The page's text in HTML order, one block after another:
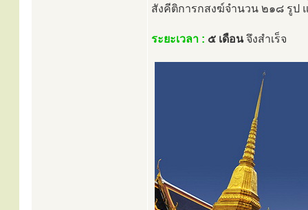
สังคีติการกสงฆ์จำนวน ๒๑๘ รูป
ระยะเวลา : ๕ เดือนจึงสำเร็จ